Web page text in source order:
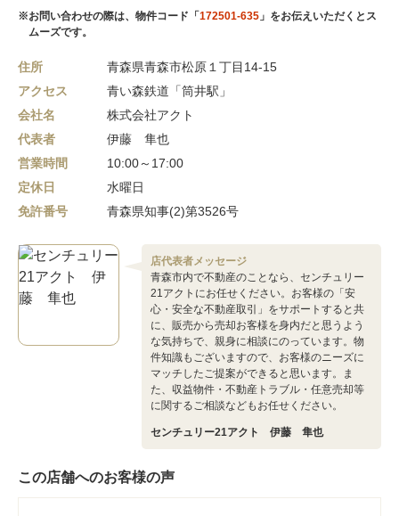
※お問い合わせの際は、物件コード「172501-635 」をお伝えいただくとス
ムーズです。
住所
青森県青森市松原１丁目14-15
アクセス
青い森鉄道「筒井駅」
会社名
株式会社アクト
代表者
伊藤 隼也
営業時間
10:00～17:00
定休日
水曜日
免許番号
青森県知事(2)第3526号
店代表者メッセージ
青森市内で不動産のことなら、センチュリー
21アクトにお任せください。お客様の「安
心・安全な不動産取引」をサポートすると共
に、販売から売却お客様を身内だと思うよう
な気持ちで、親身に相談にのっています。物
件知識もございますので、お客様のニーズに
マッチしたご提案ができると思います。ま
た、収益物件・不動産トラブル・任意売却等
に関するご相談などもお任せください。
センチュリー21アクト 伊藤 隼也
この店舗へのお客様の声